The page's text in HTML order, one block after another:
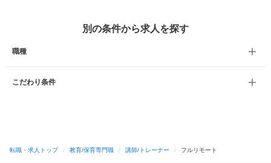
別の条件から求人を探す
職種
こだわり条件
転職・求人トップ / 教育/保育専門職 / 講師/トレーナー / フルリモート